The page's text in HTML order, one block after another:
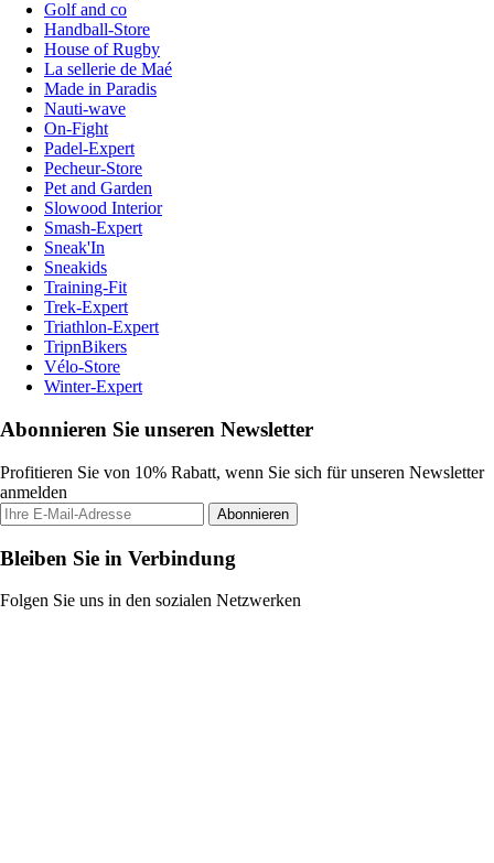
Golf and co
Handball-Store
House of Rugby
La sellerie de Maé
Made in Paradis
Nauti-wave
On-Fight
Padel-Expert
Pecheur-Store
Pet and Garden
Slowood Interior
Smash-Expert
Sneak'In
Sneakids
Training-Fit
Trek-Expert
Triathlon-Expert
TripnBikers
Vélo-Store
Winter-Expert
Abonnieren Sie unseren Newsletter
Profitieren Sie von 10% Rabatt, wenn Sie sich für unseren Newsletter
anmelden
Abonnieren
Bleiben Sie in Verbindung
Folgen Sie uns in den sozialen Netzwerken